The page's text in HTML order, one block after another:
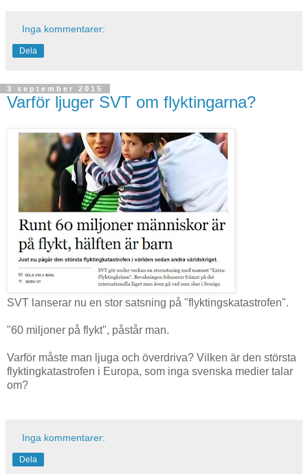
Inga kommentarer:
Dela
3 september 2015
Varför ljuger SVT om flyktingarna?
SVT lanserar nu en stor satsning på "flyktingskatastrofen".
"60 miljoner på flykt", påstår man.
Varför måste man ljuga och överdriva? Vilken är den största
flyktingkatastrofen i Europa, som inga svenska medier talar
om?
Inga kommentarer:
Dela